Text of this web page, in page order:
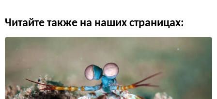
Читайте также на наших страницах: